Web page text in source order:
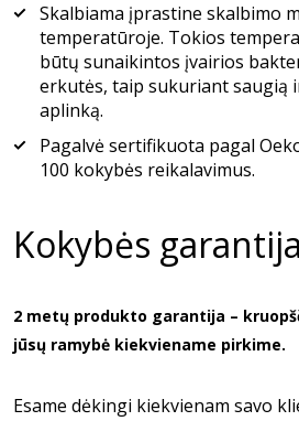
Skalbiama įprastine skalbimo
temperatūroje. Tokios
būtų sunaikintos įvairios
erkutės, taip sukuriant saugią
aplinką.
Pagalvė sertifikuota pagal
100 kokybės reikalavimus.
Kokybės garantija
2 metų produkto garantija –
jūsų ramybė kiekviename pirkime.
Esame dėkingi kiekvienam savo